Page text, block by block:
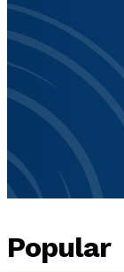
Popular